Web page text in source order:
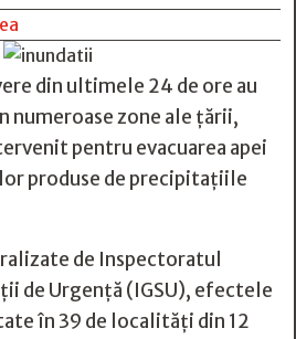
din ultimele 24 de ore au
numeroase zone ale țării,
pentru evacuarea apei
produse de precipitațiile
de Inspectoratul
de Urgență (IGSU), efectele
în 39 de localități din 12